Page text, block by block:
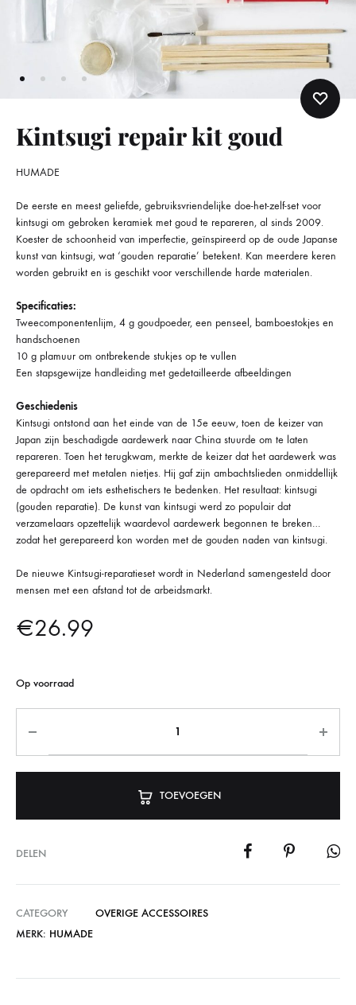
Kintsugi repair kit goud
HUMADE
De eerste en meest geliefde, gebruiksvriendelijke doe-het-zelf-set voor
kintsugi om gebroken keramiek met goud te repareren, al sinds 2009.
Koester de schoonheid van imperfectie, geïnspireerd op de oude Japanse
kunst van kintsugi, wat ‘gouden reparatie’ betekent. Kan meerdere keren
worden gebruikt en is geschikt voor verschillende harde materialen.
Specificaties:
Tweecomponentenlijm, 4 g goudpoeder, een penseel, bamboestokjes en
handschoenen
10 g plamuur om ontbrekende stukjes op te vullen
Een stapsgewijze handleiding met gedetailleerde afbeeldingen
Geschiedenis
Kintsugi ontstond aan het einde van de 15e eeuw, toen de keizer van
Japan zijn beschadigde aardewerk naar China stuurde om te laten
repareren. Toen het terugkwam, merkte de keizer dat het aardewerk was
gerepareerd met metalen nietjes. Hij gaf zijn ambachtslieden onmiddellijk
de opdracht om iets esthetischers te bedenken. Het resultaat: kintsugi
(gouden reparatie). De kunst van kintsugi werd zo populair dat
verzamelaars opzettelijk waardevol aardewerk begonnen te breken…
zodat het gerepareerd kon worden met de gouden naden van kintsugi.
De nieuwe Kintsugi-reparatieset wordt in Nederland samengesteld door
mensen met een afstand tot de arbeidsmarkt.
€26.99
Op voorraad
TOEVOEGEN
DELEN
CATEGORY
OVERIGE ACCESSOIRES
MERK: HUMADE